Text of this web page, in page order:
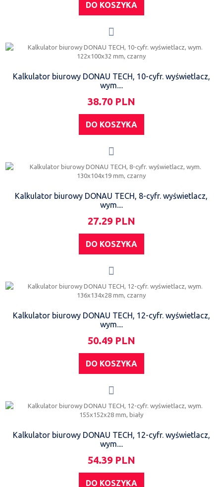
DO KOSZYKA
Kalkulator biurowy DONAU TECH, 10-cyfr. wyświetlacz,
wym....
38.70 PLN
DO KOSZYKA
Kalkulator biurowy DONAU TECH, 8-cyfr. wyświetlacz,
wym....
27.29 PLN
DO KOSZYKA
Kalkulator biurowy DONAU TECH, 12-cyfr. wyświetlacz,
wym....
50.49 PLN
DO KOSZYKA
Kalkulator biurowy DONAU TECH, 12-cyfr. wyświetlacz,
wym....
54.39 PLN
DO KOSZYKA